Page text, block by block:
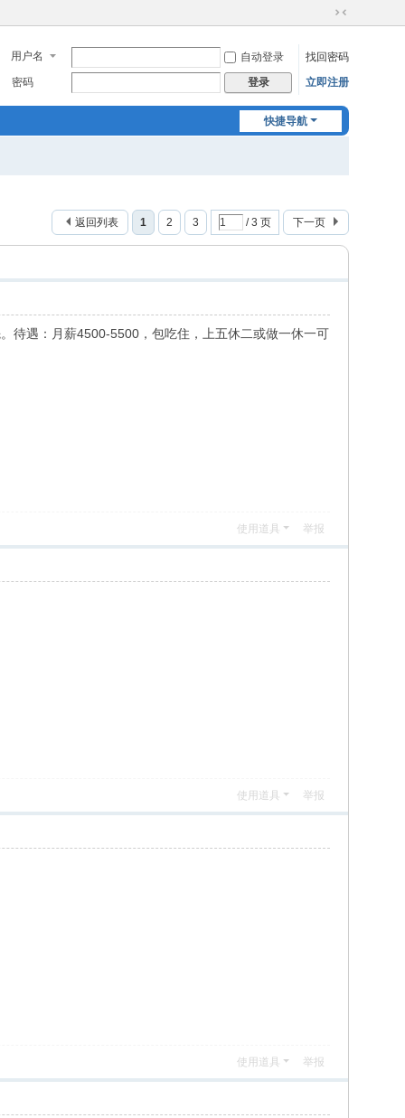
切
到
窄
用户名 自动登录
找回密码
密码
登录 立即注册
快捷导航
1 2 3 / 3 页 下一页
返回列表
待遇：月薪4500-5500，包吃住，上五休二或做一休一可
使用道具 举报
使用道具 举报
使用道具 举报